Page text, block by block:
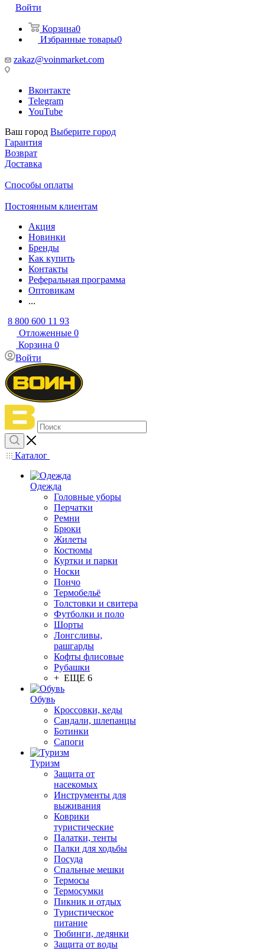
Войти
Корзина0
Избранные товары0
zakaz@voinmarket.com
Вконтакте
Telegram
YouTube
Ваш город Выберите город
Гарантия
Возврат
Доставка
Способы оплаты
Постоянным клиентам
Акция
Новинки
Бренды
Как купить
Контакты
Реферальная программа
Оптовикам
...
8 800 600 11 93
Отложенные 0
Корзина 0
Войти
Каталог
Одежда
Головные уборы
Перчатки
Ремни
Брюки
Жилеты
Костюмы
Куртки и парки
Носки
Пончо
Термобельё
Толстовки и свитера
Футболки и поло
Шорты
Лонгсливы,
рашгарды
Кофты флисовые
Рубашки
+ ЕЩЕ 6
Обувь
Кроссовки, кеды
Сандали, шлепанцы
Ботинки
Сапоги
Туризм
Защита от
насекомых
Инструменты для
выживания
Коврики
туристические
Палатки, тенты
Палки для ходьбы
Посуда
Спальные мешки
Термосы
Термосумки
Пикник и отдых
Туристическое
питание
Тюбинги, ледянки
Защита от воды